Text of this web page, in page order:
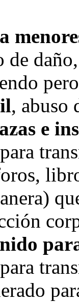
de
, abuso
e
para
para